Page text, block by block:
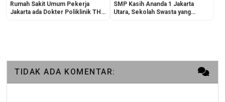
Rumah Sakit Umum Pekerja
Jakarta ada Dokter Poliklinik THT
SMP Kasih Ananda 1 Jakarta
Utara, Sekolah Swasta yang
TIDAK ADA KOMENTAR: